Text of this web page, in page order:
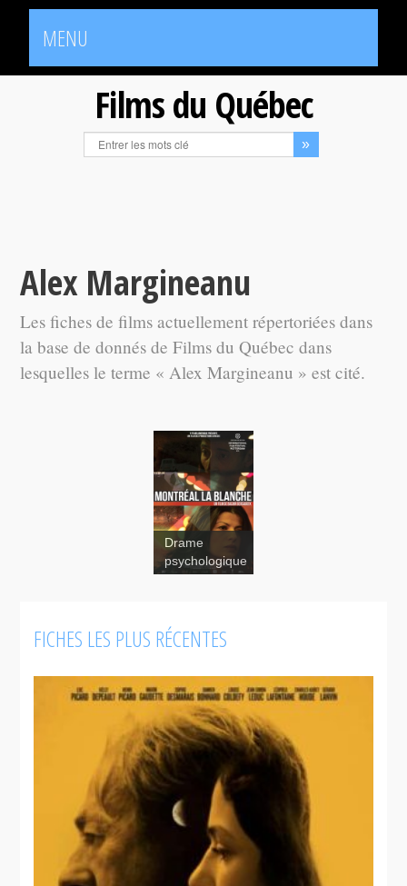
MENU
Films du Québec
Alex Margineanu
Les fiches de films actuellement répertoriées dans
la base de donnés de Films du Québec dans
lesquelles le terme « Alex Margineanu » est cité.
Montréal la
Drame
psychologique
FICHES LES PLUS RÉCENTES